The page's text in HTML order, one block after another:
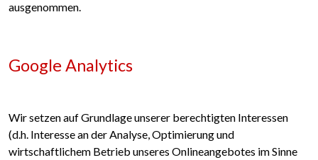
ausgenommen.
Google Analytics
Wir setzen auf Grundlage unserer berechtigten Interessen
(d.h. Interesse an der Analyse, Optimierung und
wirtschaftlichem Betrieb unseres Onlineangebotes im Sinne